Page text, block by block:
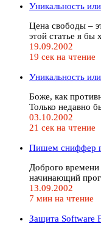
Уникальность
Цена свободы –
этой статье я бы
19.09.2002
19 сек на чтение
Уникальность
Боже, как
Только недавно
03.10.2002
21 сек на чтение
Пишем сниффер
Доброго
начинающий
13.09.2002
7 мин на чтение
Защита Software